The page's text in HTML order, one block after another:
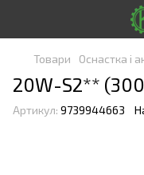
Товари Оснастка і
20W-S2**
Артикул: 9739944663